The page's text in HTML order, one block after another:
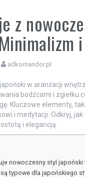
z
adkomandor.pl
w aranżacji
bodźcami i
Kluczowe elementy,
i medytacji. Odkryj,
i elegancją.
nowoczesny styl japoński
są typowe dla japońskiego